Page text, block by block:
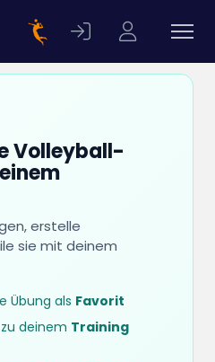
Volleyball-
erstelle
sie mit deinem
Übung als Favorit
deinem Training